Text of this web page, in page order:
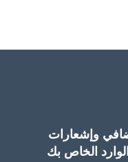
وإشعارات
الخاص بك